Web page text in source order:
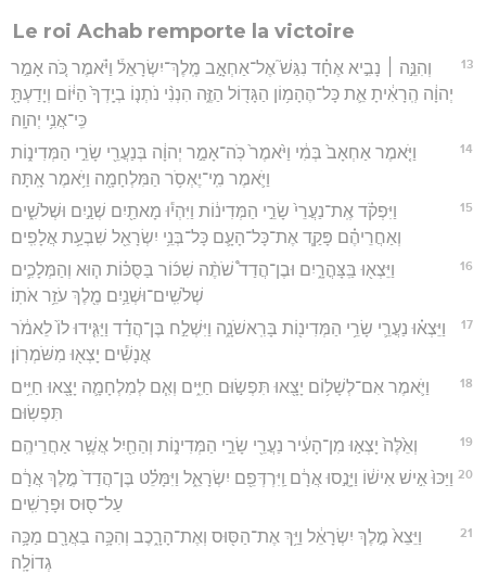
Le roi Achab remporte la victoire
13
וְהִנֵּ֣ה ׀ נָבִ֣יא אֶחָ֗ד נִגַּשׁ֮ אֶל־אַחְאָ֣ב מֶֽלֶךְ־יִשְׂרָאֵל֒ וַיֹּ֗אמֶר כֹּ֚ה אָמַ֣ר
יְהוָ֔ה הְֽרָאִ֔יתָ אֵ֛ת כָּל־הֶהָמ֥וֹן הַגָּד֖וֹל הַזֶּ֑ה הִנְנִ֨י נֹתְנ֤וֹ בְיָֽדְךָ֙ הַיּ֔וֹם וְיָדַעְתָּ֖
כִּֽי־אֲנִ֥י יְהוָֽה׃
14
וַיֹּ֤אמֶר אַחְאָב֙ בְּמִ֔י וַיֹּ֙אמֶר֙ כֹּֽה־אָמַ֣ר יְהוָ֔ה בְּנַעֲרֵ֖י שָׂרֵ֣י הַמְּדִינ֑וֹת
וַיֹּ֛אמֶר מִֽי־יֶאְסֹ֥ר הַמִּלְחָמָ֖ה וַיֹּ֥אמֶר אָֽתָּה׃
15
וַיִּפְקֹ֗ד אֶֽת־נַעֲרֵי֙ שָׂרֵ֣י הַמְּדִינ֔וֹת וַיִּהְי֕וּ מָאתַ֖יִם שְׁנַ֣יִם וּשְׁלֹשִׁ֑ים
וְאַחֲרֵיהֶ֗ם פָּקַ֧ד אֶת־כָּל־הָעָ֛ם כָּל־בְּנֵ֥י יִשְׂרָאֵ֖ל שִׁבְעַ֥ת אֲלָפִֽים׃
16
וַיֵּצְא֖וּ בַּֽצָּהֳרָ֑יִם וּבֶן־הֲדַד֩ שֹׁתֶ֨ה שִׁכּ֜וֹר בַּסֻּכּ֗וֹת ה֧וּא וְהַמְּלָכִ֛ים
שְׁלֹשִֽׁים־וּשְׁנַ֥יִם מֶ֖לֶךְ עֹזֵ֥ר אֹתֽוֹ׃
17
וַיֵּצְא֗וּ נַעֲרֵ֛י שָׂרֵ֥י הַמְּדִינ֖וֹת בָּרִֽאשֹׁנָ֑ה וַיִּשְׁלַ֣ח בֶּן־הֲדַ֗ד וַיַּגִּ֤ידוּ לוֹ֙ לֵאמֹ֔ר
אֲנָשִׁ֕ים יָצְא֖וּ מִשֹּׁמְרֽוֹן׃
18
וַיֹּ֛אמֶר אִם־לְשָׁל֥וֹם יָצָ֖אוּ תִּפְשׂ֣וּם חַיִּ֑ים וְאִ֧ם לְמִלְחָמָ֛ה יָצָ֖אוּ חַיִּ֥ים
תִּפְשֽׂוּם׃
19 וְאֵ֙לֶּה֙ יָצְא֣וּ מִן־הָעִ֔יר נַעֲרֵ֖י שָׂרֵ֣י הַמְּדִינ֑וֹת וְהַחַ֖יִל אֲשֶׁ֥ר אַחֲרֵיהֶֽם׃
20 וַיַּכּוּ֙ אִ֣ישׁ אִישׁ֔וֹ וַיָּנֻ֣סוּ אֲרָ֔ם וַֽיִּרְדְּפֵ֖ם יִשְׂרָאֵ֑ל וַיִּמָּלֵ֗ט בֶּן־הֲדַד֙ מֶ֣לֶךְ אֲרָ֔ם
עַל־ס֖וּס וּפָרָשִֽׁים׃
21
וַיֵּצֵא֙ מֶ֣לֶךְ יִשְׂרָאֵ֔ל וַיַּ֥ךְ אֶת־הַסּ֖וּס וְאֶת־הָרָ֑כֶב וְהִכָּ֥ה בַאֲרָ֖ם מַכָּ֥ה
גְדוֹלָֽה׃